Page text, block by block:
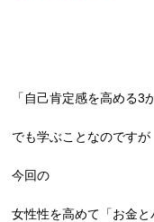
「自己肯定感を高める3
でも学ぶことなのですが
今回の
女性性を高めて「お金